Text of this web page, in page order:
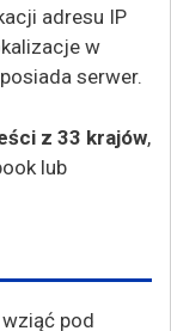
adresu IP
w
serwer.
z 33 krajów,
lub
pod